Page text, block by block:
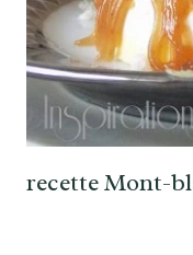
recette Mont-